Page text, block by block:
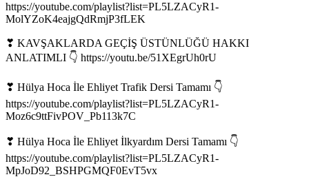
https://youtube.com/playlist?list=PL5LZACyR1-
MolYZoK4eajgQdRmjP3fLEK
❣ KAVŞAKLARDA GEÇİŞ ÜSTÜNLÜĞÜ HAKKI
ANLATIMLI 👇 https://youtu.be/51XEgrUh0rU
❣ Hülya Hoca İle Ehliyet Trafik Dersi Tamamı 👇
https://youtube.com/playlist?list=PL5LZACyR1-
Moz6c9ttFivPOV_Pb113k7C
❣ Hülya Hoca İle Ehliyet İlkyardım Dersi Tamamı 👇
https://youtube.com/playlist?list=PL5LZACyR1-
MpJoD92_BSHPGMQF0EvT5vx